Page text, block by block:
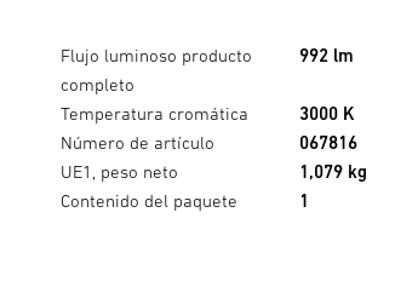
Flujo luminoso producto
completo
992 lm
Temperatura cromática
3000 K
Número de artículo
067816
UE1, peso neto
1,079 kg
Contenido del paquete
1